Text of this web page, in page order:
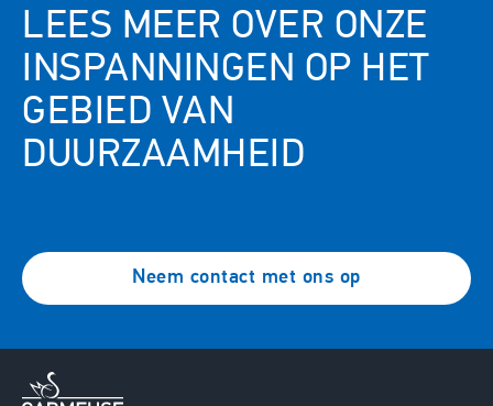
LEES MEER OVER ONZE
INSPANNINGEN OP HET
GEBIED VAN
DUURZAAMHEID
Neem contact met ons op